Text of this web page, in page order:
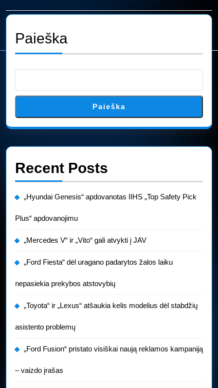
įrašų
Previous
post:
Paieška
Paieška
Recent Posts
„Hyundai Genesis“ apdovanotas IIHS „Top Safety Pick
Plus“ apdovanojimu
„Mercedes V“ ir „Vito“ gali atvykti į JAV
„Ford Fiesta“ dėl uragano padarytos žalos laiku
nepasiekia prekybos atstovybių
„Toyota“ ir „Lexus“ atšaukia kelis modelius dėl stabdžių
asistento problemų
„Ford Fusion“ pristato visiškai naują reklamos kampaniją
– vaizdo įrašas